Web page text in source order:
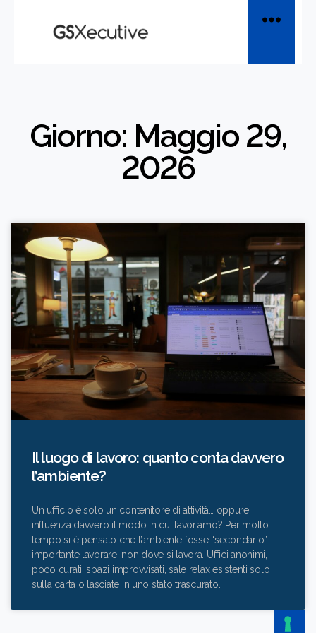
Giorno: Maggio 29,
2026
Il luogo di lavoro: quanto conta davvero
l’ambiente?
Un ufficio è solo un contenitore di attività… oppure
influenza davvero il modo in cui lavoriamo? Per molto
tempo si è pensato che l’ambiente fosse “secondario”:
importante lavorare, non dove si lavora. Uffici anonimi,
poco curati, spazi improvvisati, sale relax esistenti solo
sulla carta o lasciate in uno stato trascurato.